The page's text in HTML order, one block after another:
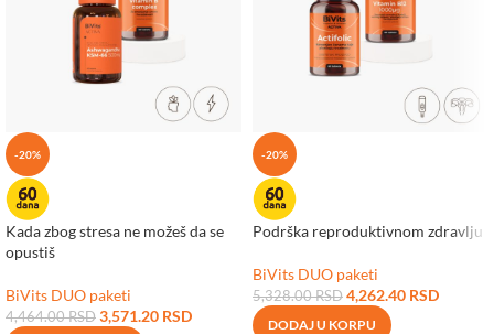
-20%
Kada zbog stresa ne možeš da se
opustiš
BiVits DUO paketi
4,464.00RSD 3,571.20 RSD
-20%
Podrška reproduktivnom zdravlju
BiVits DUO paketi
5,328.00RSD 4,262.40 RSD
DODAJ U KORPU